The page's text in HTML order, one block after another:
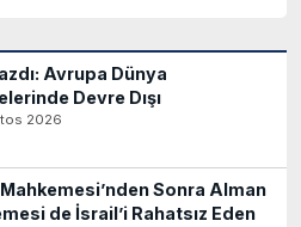
Avrupa Dünya
Devre Dışı
2026
Sonra Alman
de İsrail’i Rahatsız Eden